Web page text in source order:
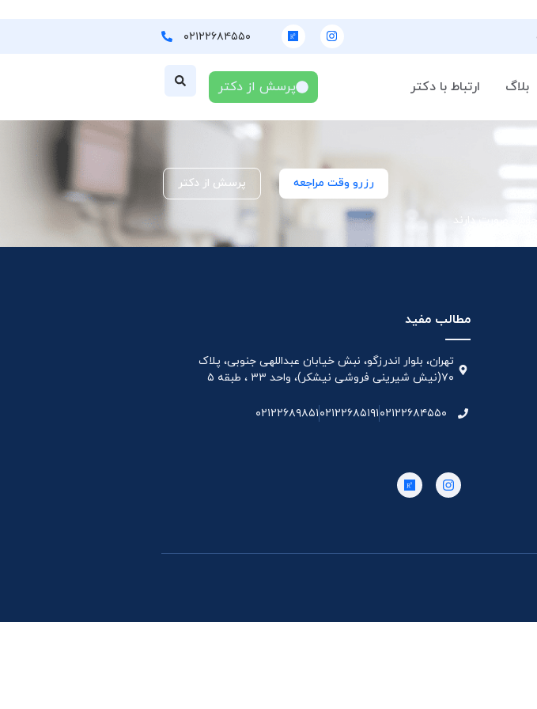
۰۲۱۲۲۶۸۴۵۵۰
بلاگ ارتباط با دکتر پرسش از دکتر
جوش صورت دارند
رزرو وقت مراجعه پرسش از دکتر
مطالب مفید
تهران، بلوار اندرزگو، نبش خیابان عبداللهی جنوبی، پلاک
۷۰(نیش شیرینی فروشی نیشکر)، واحد ۳۳ ، طبقه ۵
۰۲۱۲۲۶۸۴۵۵۰۰۲۱۲۲۶۸۵۱۹۱۰۲۱۲۲۶۸۹۸۵۱